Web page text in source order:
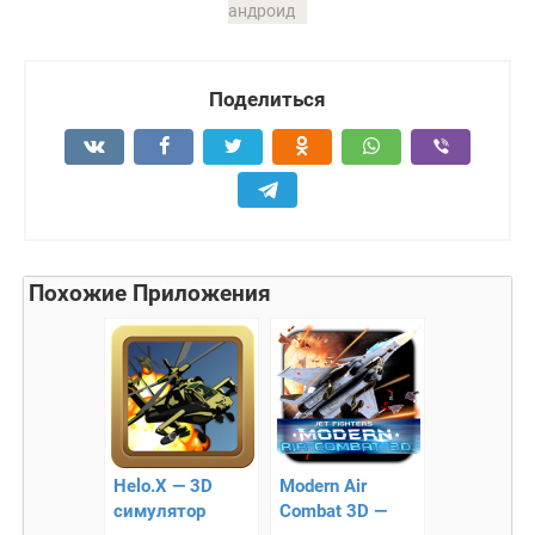
андроид
Поделиться
Похожие Приложения
Helo.X — 3D
симулятор
Modern Air
Combat 3D —